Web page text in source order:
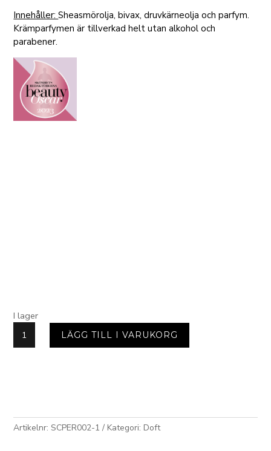
Innehåller:Sheasmörolja, bivax, druvkärneolja och parfym.
Krämparfymen är tillverkad helt utan alkohol och
parabener.
I lager
Solid
Perfume
LÄGG TILL I VARUKORG
Artikelnr:SCPER002-1 Kategori: Doft